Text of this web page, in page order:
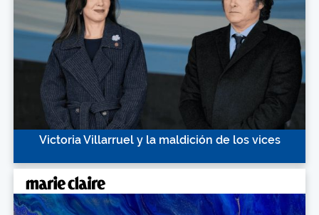
Victoria Villarruel y la maldición de los vices